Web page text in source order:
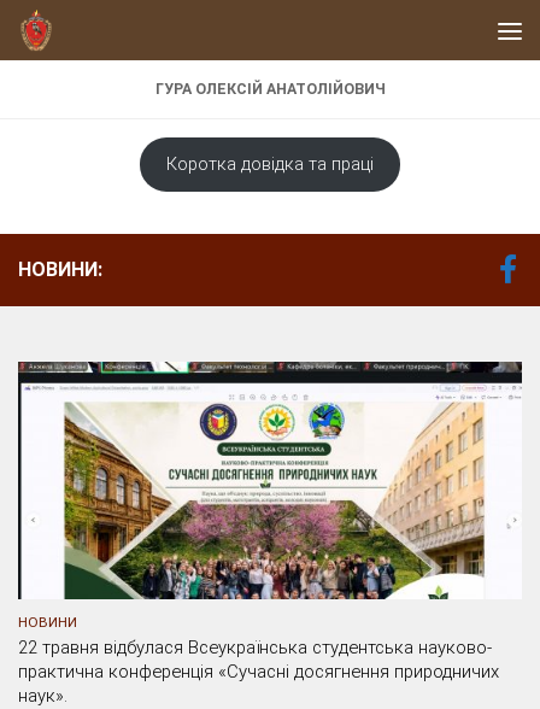
Skip to content
ГУРА ОЛЕКСІЙ АНАТОЛІЙОВИЧ
Коротка довідка та праці
НОВИНИ:
НОВИНИ
22 травня відбулася Всеукраїнська студентська науково-
практична конференція «Сучасні досягнення природничих
наук».